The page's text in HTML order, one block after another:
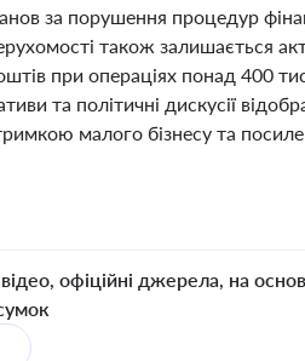
за порушення процедур
також залишається
при операціях понад 400
та політичні дискусії
малого бізнесу та
офіційні джерела, на